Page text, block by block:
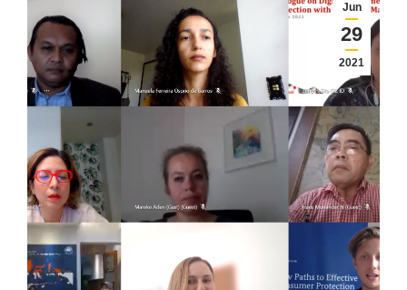
Jun
29
2021